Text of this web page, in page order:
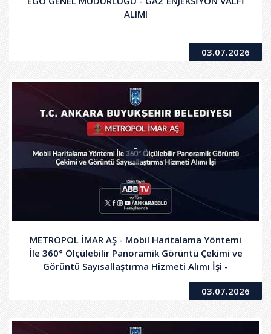
ALIMI
03.07.2026
METROPOL İMAR AŞ - Mobil Haritalama Yöntemi
İle 360° Ölçülebilir Panoramik Görüntü Çekimi ve
Görüntü Sayısallaştırma Hizmeti Alımı İşi -
03.07.2026